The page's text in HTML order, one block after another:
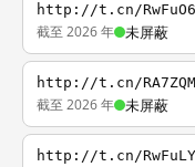
http://t.cn/
截至 2026 年 未屏蔽
http://t.cn/
截至 2026 年 未屏蔽
http://t.cn/